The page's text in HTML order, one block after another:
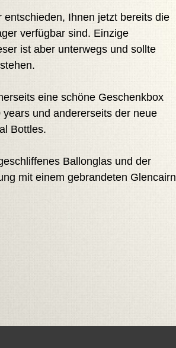
Ihnen jetzt bereits die
verfügbar sind. Einzige
ist aber unterwegs und sollte
eine schöne Geschenkbox
und andererseits der neue
Bottles.
Ballonglas und der
mit einem gebrandeten Glencairn